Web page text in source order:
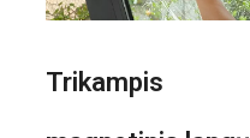
Trikampis